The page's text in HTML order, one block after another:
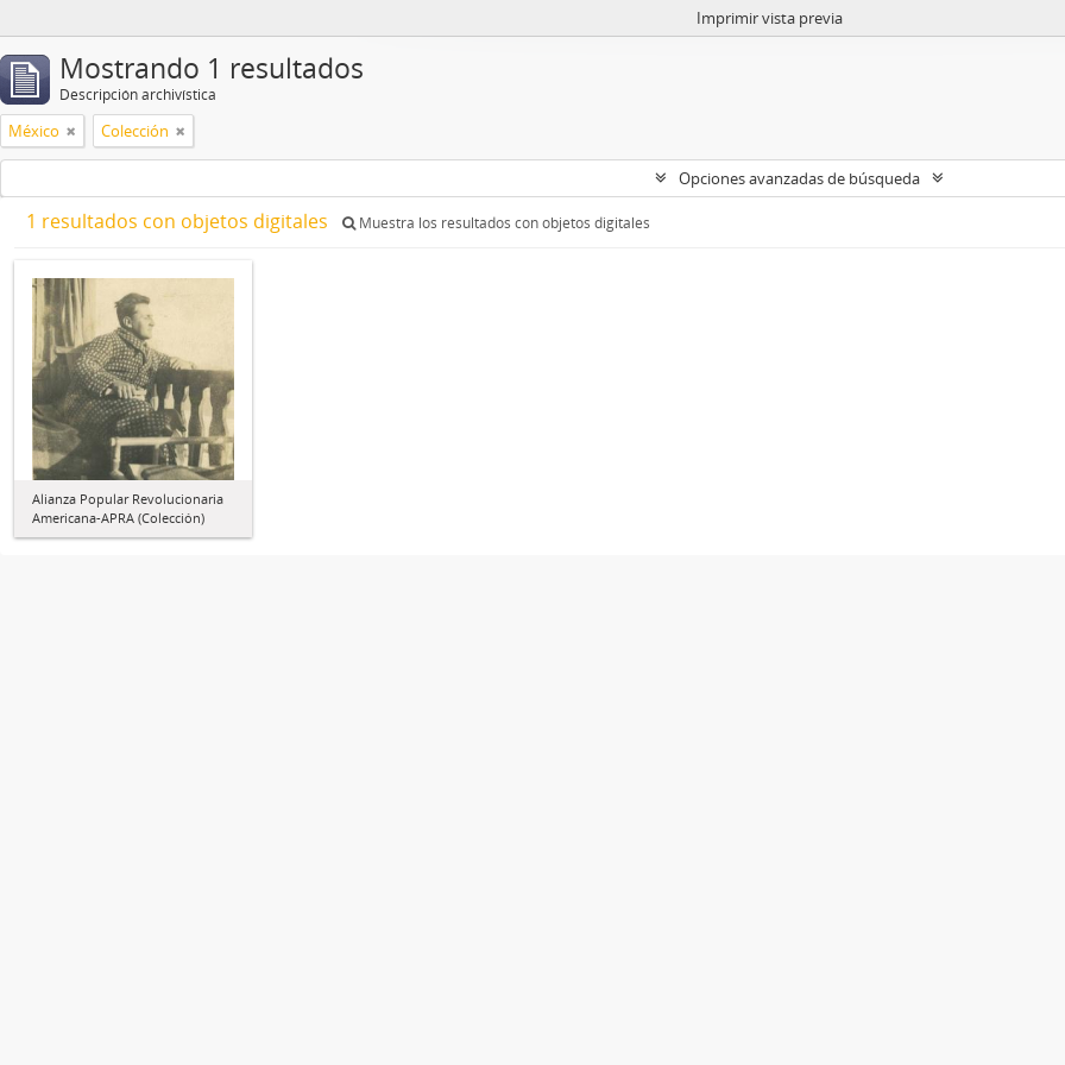
Imprimir vista previa
Mostrando 1 resultados
Descripción archivística
México Colección
Opciones avanzadas de búsqueda
1 resultados con objetos digitales Muestra los resultados con objetos digitales
Alianza Popular Revolucionaria
Americana-APRA (Colección)